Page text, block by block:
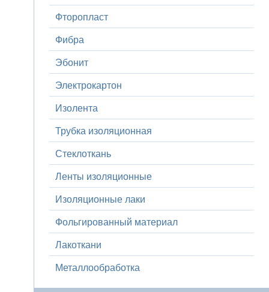
Фторопласт
Фибра
Эбонит
Электрокартон
Изолента
Трубка изоляционная
Стеклоткань
Ленты изоляционные
Изоляционные лаки
Фольгированный материал
Лакоткани
Металлообработка